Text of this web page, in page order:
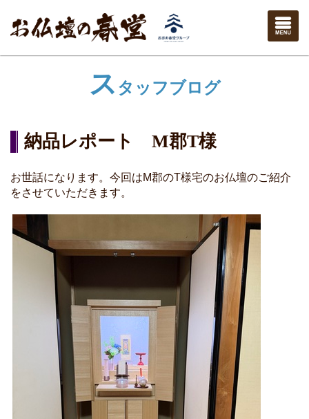
ス タッフブログ
納品レポート M郡T様
お世話になります。今回はM郡のT様宅のお仏壇のご紹介
をさせていただきます。